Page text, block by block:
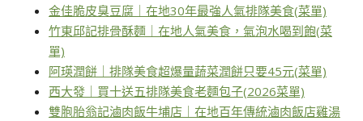
金佳脆皮臭豆腐｜在地30年最強人氣排隊美食(菜單)
竹東邱記排骨酥麵｜在地人氣美食，氣泡水喝到飽(菜
單)
阿瑛潤餅｜排隊美食超爆量蔬菜潤餅只要45元(菜單)
西大發｜買十送五排隊美食老麵包子(2026菜單)
雙胞胎翁記滷肉飯牛埔店｜在地百年傳統滷肉飯店雞湯